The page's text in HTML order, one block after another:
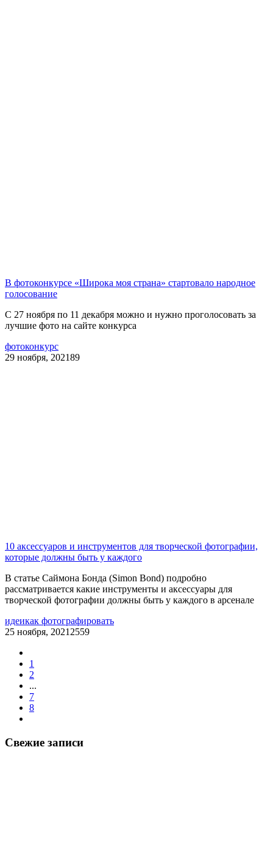
В фотоконкурсе «Широка моя страна» стартовало народное
голосование
С 27 ноября по 11 декабря можно и нужно проголосовать за
лучшие фото на сайте конкурса
фотоконкурс
29 ноября, 202189
10 аксессуаров и инструментов для творческой фотографии,
которые должны быть у каждого
В статье Саймона Бонда (Simon Bond) подробно
рассматривается какие инструменты и аксессуары для
творческой фотографии должны быть у каждого в арсенале
идеикак фотографировать
25 ноября, 2021 2559
1
2
...
7
8
Свежие записи